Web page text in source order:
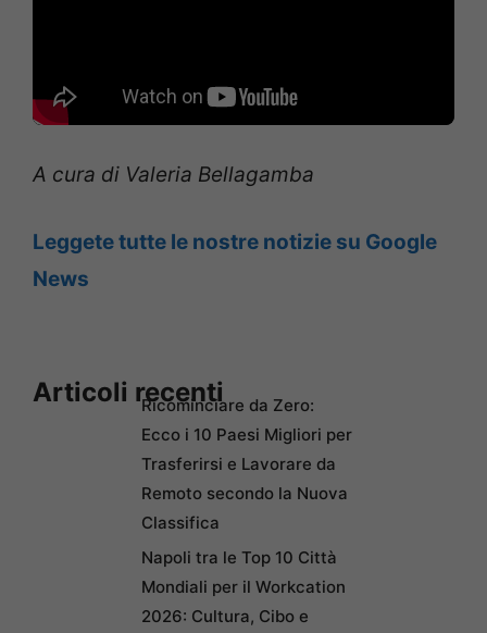
A cura di Valeria Bellagamba
Leggete tutte le nostre notizie su Google
News
Articoli recentiRicominciare da Zero:
Ecco i 10 Paesi Migliori per
Trasferirsi e Lavorare da
Remoto secondo la Nuova
Classifica
Napoli tra le Top 10 Città
Mondiali per il Workcation
2026: Cultura, Cibo e